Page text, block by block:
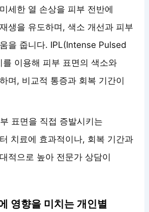
세한 열 손상을 피부 전반에
생을 유도하며, 색소 개선과 피부
을 줍니다. IPL(Intense Pulsed
이용해 피부 표면의 색소와
며, 비교적 통증과 회복 기간이
표면을 직접 증발시키는
치료에 효과적이나, 회복 기간과
적으로 높아 전문가 상담이
영향을 미치는 개인별